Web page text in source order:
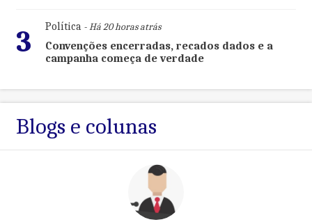
3 Política- Há 20 horas atrás
Convenções encerradas, recados dados e a
campanha começa de verdade
Blogs e colunas